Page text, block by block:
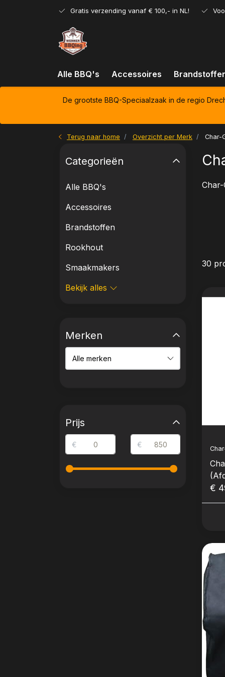
Gratis verzending vanaf € 100,- in NL!
Alle BBQ's Accessoires
De grootste BBQ-Speciaalzaak in de regio
Terug naar home Overzicht per Merk Char-
30
€
Categorieën
Alle BBQ's
Accessoires
Brandstoffen
Rookhout
Smaakmakers
Bekijk alles
Merken
Prijs
€ €